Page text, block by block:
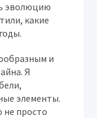
эволюцию
какие
и
Я
элементы.
не просто